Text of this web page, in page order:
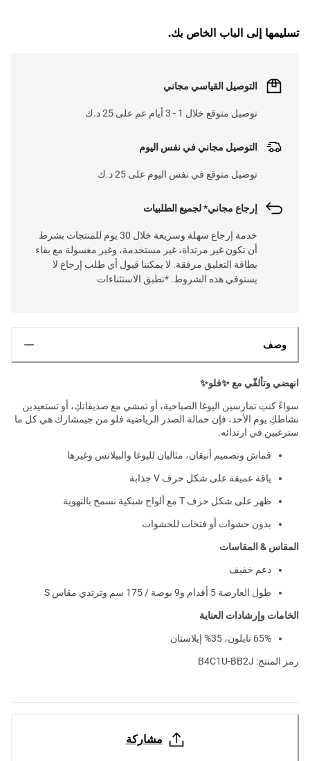
تسليمها إلى الباب الخاص بك.
التوصيل القياسي مجاني
توصيل متوقع خلال 1 - 3 أيام عم على 25 د.ك
التوصيل مجاني في نفس اليوم
توصيل متوقع في نفس اليوم على 25 د.ك
إرجاع مجاني* لجميع الطلبيات
خدمة إرجاع سهلة وسريعة خلال 30 يوم للمنتجات بشرط
أن تكون غير مرتداة، غير مستخدمة، وغير مغسولة مع بقاء
بطاقة التعليق مرفقة. لا يمكننا قبول أي طلب إرجاع لا
يستوفي هذه الشروط. *تطبق الاستثناءات
وصف
انهضي وتألقّي مع ✨فلو✨
سواءً كنتِ تمارسين اليوغا الصباحية، أو تمشي مع صديقاتكِ، أو تستعيدين
نشاطكِ يوم الأحد، فإن حمالة الصدر الرياضية فلو من جيمشارك هي كل ما
سترغبين في ارتدائه.
قماش وتصميم أنيقان، مثاليان لليوغا والبيلاتس وغيرها
ياقة عميقة على شكل حرف V جذابة
ظهر على شكل حرف T مع ألواح شبكية تسمح بالتهوية
بدون حشوات أو فتحات للحشوات
المقاس & المقاسات
دعم خفيف
طول العارضة 5 أقدام و9 بوصة / 175 سم وترتدي مقاس S
الخامات وإرشادات العناية
65% نايلون، 35% إيلاستان
رمز المنتج: B4C1U-BB2J
مشاركة